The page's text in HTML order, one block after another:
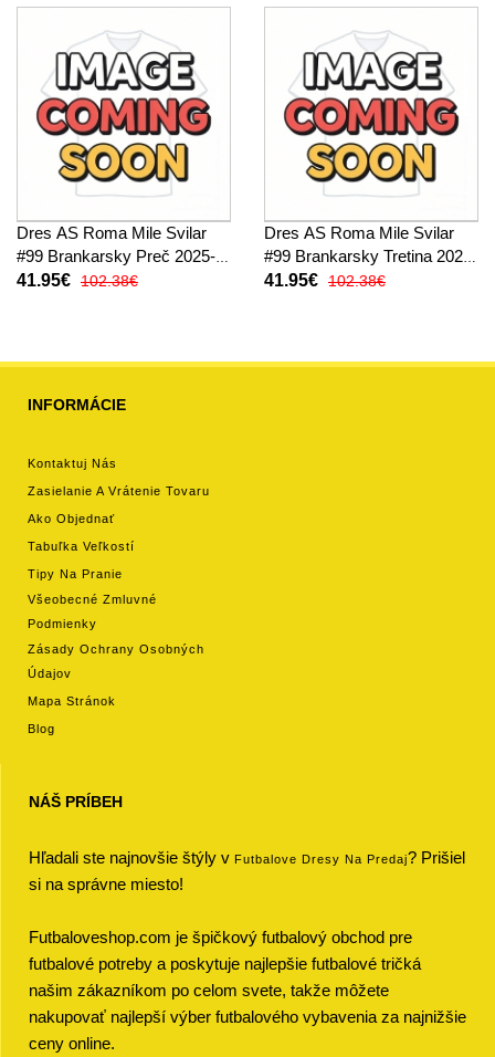
Dres AS Roma Mile Svilar
#99 Brankarsky Preč 2025-
26 Dlhy Rukáv
41.95€ 102.38€
Dres AS Roma Mile Svilar
#99 Brankarsky Tretina 2025-
26 Dlhy Rukáv
41.95€ 102.38€
INFORMÁCIE
Kontaktuj Nás
Zasielanie A Vrátenie Tovaru
Ako Objednať
Tabuľka Veľkostí
Tipy Na Pranie
Všeobecné Zmluvné
Podmienky
Zásady Ochrany Osobných
Údajov
Mapa Stránok
Blog
NÁŠ PRÍBEH
Hľadali ste najnovšie štýly v Futbalove Dresy Na Predaj? Prišiel
si na správne miesto!
Futbaloveshop.com je špičkový futbalový obchod pre
futbalové potreby a poskytuje najlepšie futbalové tričká
našim zákazníkom po celom svete, takže môžete
nakupovať najlepší výber futbalového vybavenia za najnižšie
ceny online.